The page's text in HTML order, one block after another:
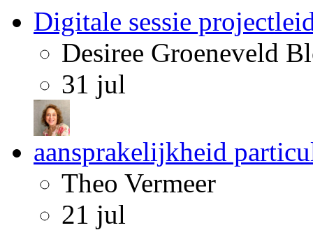
Digitale sessie
Desiree Groeneveld
31 jul
aansprakelijkheid
Theo Vermeer
21 jul